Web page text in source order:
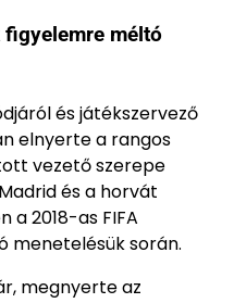
méltó
és játékszervező
elnyerte a rangos
vezető szerepe
és a horvát
a 2018-as FIFA
menetelésük során.
megnyerte az